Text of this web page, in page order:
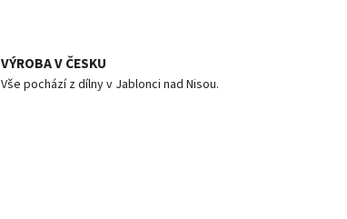
VÝROBA V ČESKU
Vše pochází z dílny v Jablonci nad Nisou.